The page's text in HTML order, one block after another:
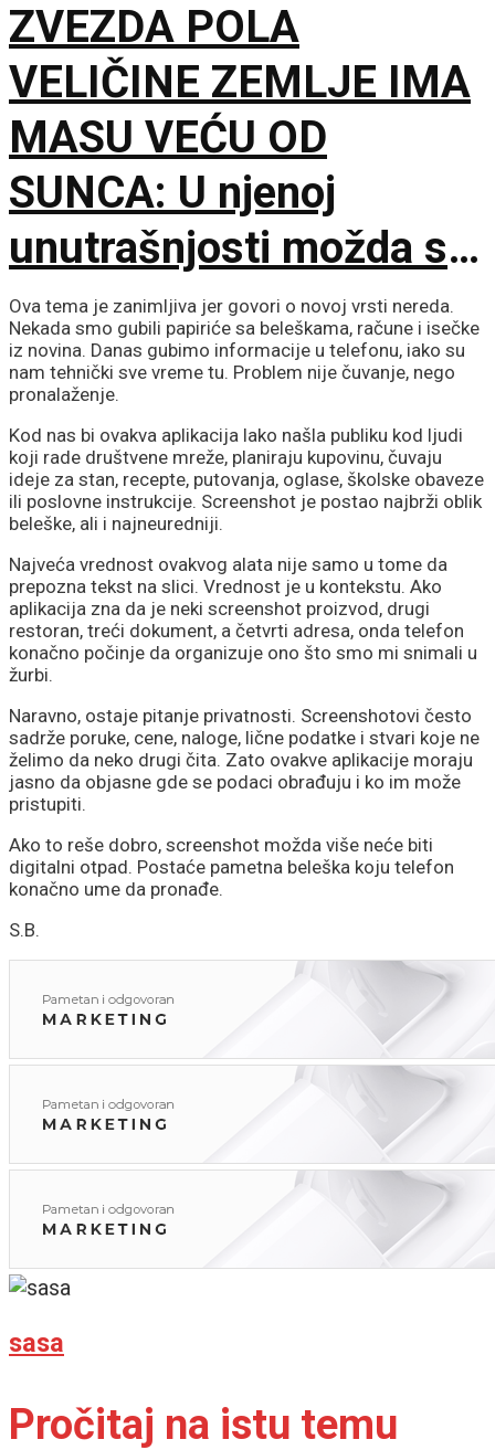
obične prevare
ZVEZDA POLA
VELIČINE ZEMLJE IMA
MASU VEĆU OD
SUNCA: U njenoj
unutrašnjosti možda se
krije gotovo čisti
kiseonik i neon
Ova tema je zanimljiva jer govori o novoj vrsti nereda.
Nekada smo gubili papiriće sa beleškama, račune i isečke
iz novina. Danas gubimo informacije u telefonu, iako su
nam tehnički sve vreme tu. Problem nije čuvanje, nego
pronalaženje.
Kod nas bi ovakva aplikacija lako našla publiku kod ljudi
koji rade društvene mreže, planiraju kupovinu, čuvaju
ideje za stan, recepte, putovanja, oglase, školske obaveze
ili poslovne instrukcije. Screenshot je postao najbrži oblik
beleške, ali i najneuredniji.
Najveća vrednost ovakvog alata nije samo u tome da
prepozna tekst na slici. Vrednost je u kontekstu. Ako
aplikacija zna da je neki screenshot proizvod, drugi
restoran, treći dokument, a četvrti adresa, onda telefon
konačno počinje da organizuje ono što smo mi snimali u
žurbi.
Naravno, ostaje pitanje privatnosti. Screenshotovi često
sadrže poruke, cene, naloge, lične podatke i stvari koje ne
želimo da neko drugi čita. Zato ovakve aplikacije moraju
jasno da objasne gde se podaci obrađuju i ko im može
pristupiti.
Ako to reše dobro, screenshot možda više neće biti
digitalni otpad. Postaće pametna beleška koju telefon
konačno ume da pronađe.
S.B.
sasa
Pročitaj na istu temu